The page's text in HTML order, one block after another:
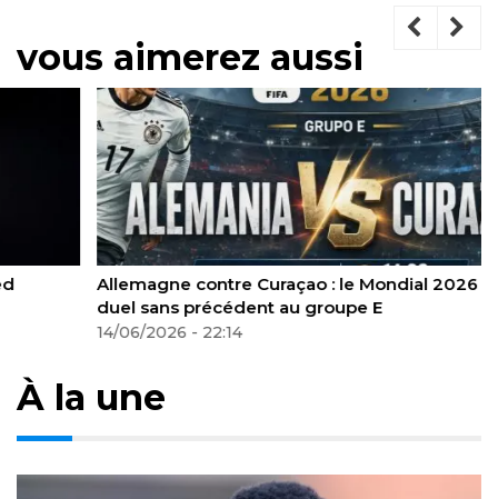
vous aimerez aussi
Allemagne contre Curaçao : le Mondial 2026 offre un
duel sans précédent au groupe E
14/06/2026 - 22:14
À la une